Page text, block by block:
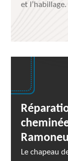
et l’habillage.
Le chapeau